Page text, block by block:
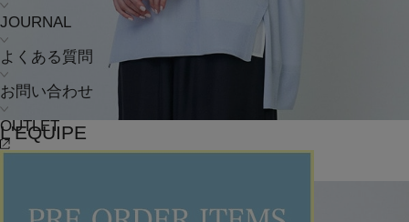
JOURNAL
よくある質問
お問い合わせ
OUTLET
L'EQUIPE
ニット(にっと) /